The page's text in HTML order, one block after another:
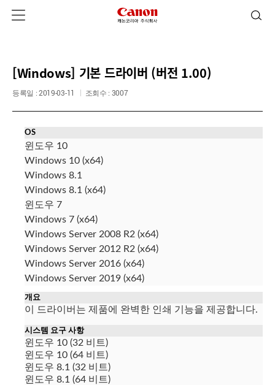
[Windows] 기본 드라이버 (버전 1.00)
등록일 : 2019-03-11 조회수 : 3007
OS
윈도우 10
Windows 10 (x64)
Windows 8.1
Windows 8.1 (x64)
윈도우 7
Windows 7 (x64)
Windows Server 2008 R2 (x64)
Windows Server 2012 R2 (x64)
Windows Server 2016 (x64)
Windows Server 2019 (x64)
개요
이 드라이버는 제품에 완벽한 인쇄 기능을 제공합니다.
시스템 요구 사항
윈도우 10 (32 비트)
윈도우 10 (64 비트)
윈도우 8.1 (32 비트)
윈도우 8.1 (64 비트)